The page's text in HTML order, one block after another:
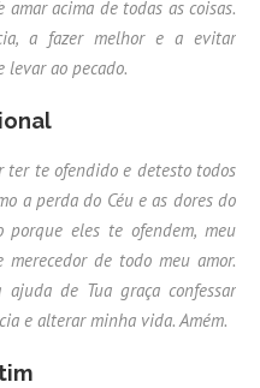
acima de todas as coisas.
a fazer melhor e a evitar
levar ao pecado.
ter te ofendido e detesto todos
a perda do Céu e as dores do
porque eles te ofendem, meu
de todo meu amor.
ajuda de Tua graça confessar
e alterar minha vida. Amém.